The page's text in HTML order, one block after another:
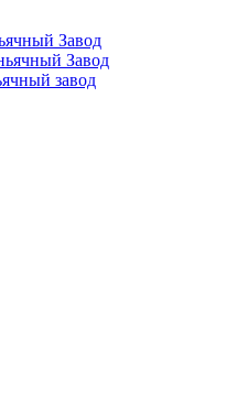
Завод
Завод
завод